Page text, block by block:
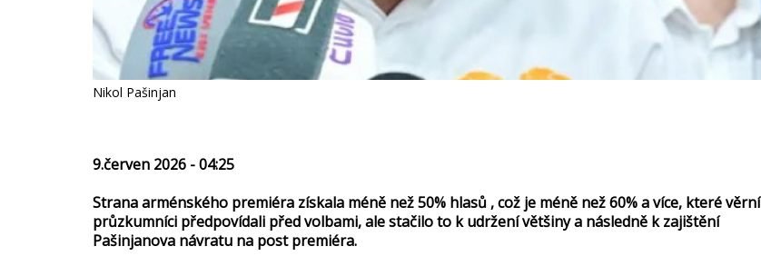
Nikol Pašinjan
9.červen 2026 - 04:25
Strana arménského premiéra získala méně než 50% hlasů , což je méně než 60% a více, které věrní
průzkumníci předpovídali před volbami, ale stačilo to k udržení většiny a následně k zajištění
Pašinjanova návratu na post premiéra.